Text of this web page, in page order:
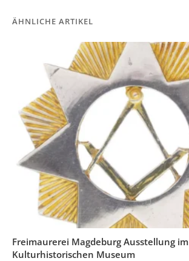
ÄHNLICHE ARTIKEL
Freimaurerei Magdeburg Ausstellung im
Kulturhistorischen Museum